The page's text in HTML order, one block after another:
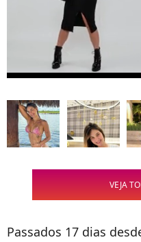
VEJA
Passados 17 dias